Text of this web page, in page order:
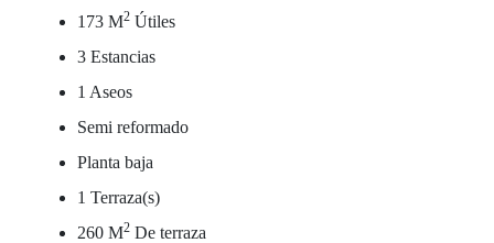
173 M2 Útiles
3 Estancias
1 Aseos
Semi reformado
Planta baja
1 Terraza(s)
260 M2 De terraza